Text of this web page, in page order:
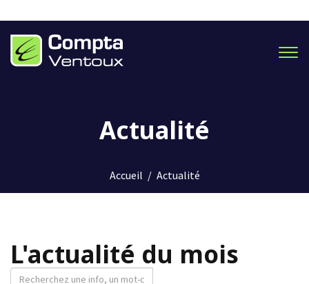
Actualité
Accueil / Actualité
L'actualité du mois